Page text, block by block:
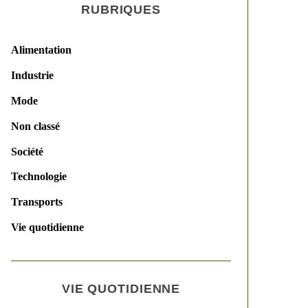
RUBRIQUES
Alimentation
Industrie
Mode
Non classé
Société
Technologie
Transports
Vie quotidienne
VIE QUOTIDIENNE